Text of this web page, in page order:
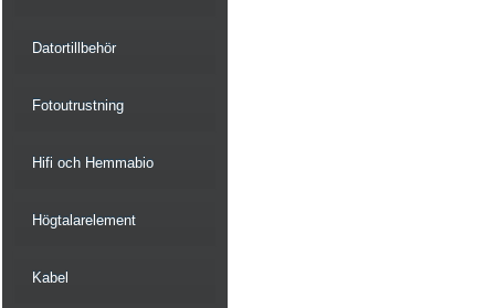
Datortillbehör
Fotoutrustning
Hifi och Hemmabio
Högtalarelement
Kabel